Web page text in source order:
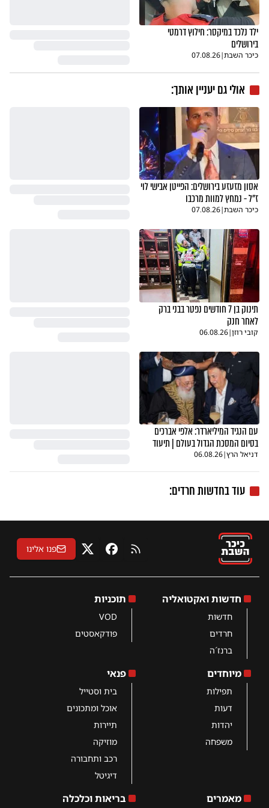
ילד נלכד במיקסר: חילוץ דרמטי
בירושלים
כיכר השבת|
07.08.26
אולי גם יעניין אותך:
אסון מזעזע בירושלים: הפייטן אבישי לוי
ז"ל - נמחץ למוות מרכבו
כיכר השבת|
07.08.26
תינוק בן 7 חודשים נפטר בבני ברק
לאחר חנק
קובי רוזן|
06.08.26
עם הנגיד המיליארדר: אלפי אברכים
בסיום המסכת הגדול בעולם | תיעוד
דניאל הרץ|
06.08.26
עוד בחדשות חרדים:
RSS פייסבוקX פנו אלינו
חדשות ואקטואליה
חדשות
חרדים
ברנז´ה
תוכניות
VOD
פודקאסטים
מיוחדים
תפילות
דעות
יהדות
משפחה
פנאי
בית וסטייל
אוכל ומתכונים
תיירות
מוזיקה
רכב ותחבורה
דיגיטל
מאמרים בריאות וכלכלה